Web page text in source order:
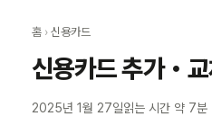
홈 › 신용카드
신용카드 추가・
2025년 1월 27일읽는 시간 약 7분